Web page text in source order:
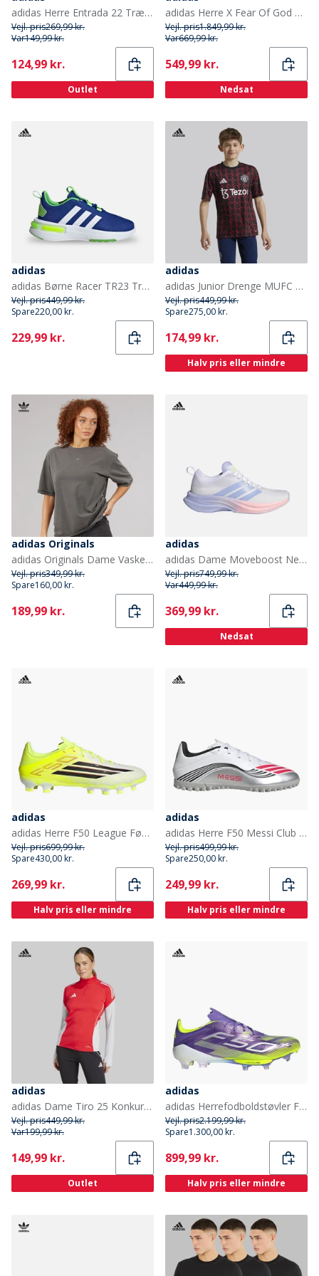
adidas Herre Entrada 22 Træningsjakke Team Grey Four
Vejl. pris269,99 kr.
Var149,99 kr.
Current
124,99 kr.
Outlet
adidas Herre X Fear Of God Athletics Træningssko Sesame/Carbon/Sesame
Vejl. pris1.849,99 kr.
Var669,99 kr.
Current
549,99 kr.
Nedsat
adidas
adidas Børne Racer TR23 Træningssko Royal Blue/Footwear White/Lucid Lime
Vejl. pris449,99 kr.
Spare220,00 kr.
Current
229,99 kr.
adidas
adidas Junior Drenge MUFC Manchester United 24/25 Pre Match Trøje Sort/Mufc Red
Vejl. pris449,99 kr.
Spare275,00 kr.
Current
174,99 kr.
Halv pris eller mindre
adidas Originals
adidas Originals Dame Vasket Oversized T-shirt Utility Black
Vejl. pris349,99 kr.
Spare160,00 kr.
Current
189,99 kr.
adidas
adidas Dame Moveboost Neutrale Løbesko Fodtøj Footwear White/Violet Tone/Hi-Res Yellow
Vejl. pris749,99 kr.
Var449,99 kr.
Current
369,99 kr.
Nedsat
adidas
adidas Herre F50 League Født til Mål Pakke MG Multi Ground Fodboldstøvler Team Solar Yellow/Core Black/Lucid Red
Vejl. pris699,99 kr.
Spare430,00 kr.
Current
269,99 kr.
Halv pris eller mindre
adidas
adidas Herre F50 Messi Club Prestig10 Pakke TF Kunstgræs Fodboldstøvler Cloud White/Lucid Red/Silver Metallic
Vejl. pris499,99 kr.
Spare250,00 kr.
Current
249,99 kr.
Halv pris eller mindre
adidas
adidas Dame Tiro 25 Konkurrence Træningstop Pure Ruby
Vejl. pris449,99 kr.
Var199,99 kr.
Current
149,99 kr.
Outlet
adidas
adidas Herrefodboldstøvler F50+ Radiant Blaze Pack FG fast underlag Purple Rush/Cloud White/Lucid Lemon
Vejl. pris2.199,99 kr.
Spare1.300,00 kr.
Current
899,99 kr.
Halv pris eller mindre